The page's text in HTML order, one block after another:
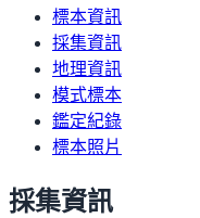
標本資訊
採集資訊
地理資訊
模式標本
鑑定紀錄
標本照片
採集資訊